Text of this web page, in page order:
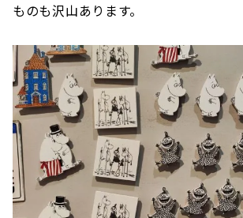
ものも沢山あります。